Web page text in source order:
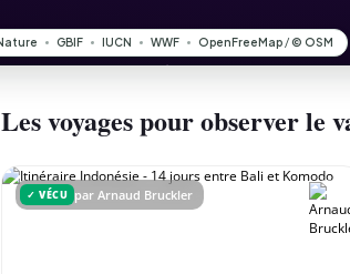
Les voyages pour observer le
✓ VÉCU par Arnaud Bruckler